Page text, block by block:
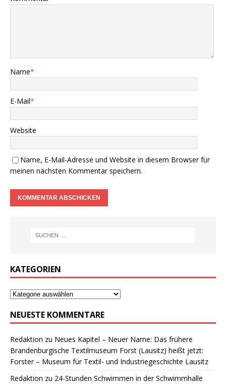
Name*
E-Mail*
Website
Name, E-Mail-Adresse und Website in diesem Browser für
meinen nächsten Kommentar speichern.
KATEGORIEN
NEUESTE KOMMENTARE
Redaktion zu Neues Kapitel – Neuer Name: Das frühere
Brandenburgische Textilmuseum Forst (Lausitz) heißt jetzt:
Forster – Museum für Textil- und Industriegeschichte Lausitz
Redaktion zu 24-Stunden Schwimmen in der Schwimmhalle